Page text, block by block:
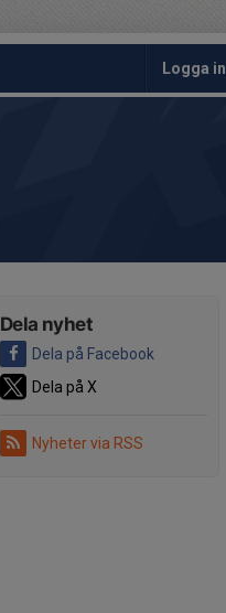
Logga in
Dela nyhet
Dela på Facebook
Dela på X
Nyheter via RSS